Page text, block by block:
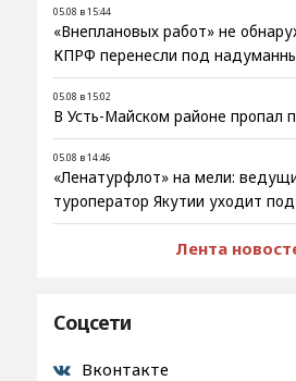
05.08 в 15:44
«Внеплановых работ» не
КПРФ перенесли под
05.08 в 15:02
В Усть-Майском районе пропал
05.08 в 14:46
«Ленатурфлот» на мели:
туроператор Якутии уходит
Лента
Соцсети
Вконтакте